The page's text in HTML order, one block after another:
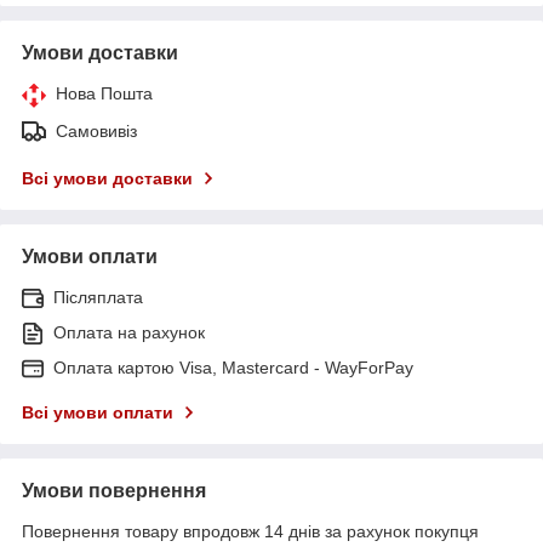
Умови доставки
Нова Пошта
Самовивіз
Всі умови доставки
Умови оплати
Післяплата
Оплата на рахунок
Оплата картою Visa, Mastercard - WayForPay
Всі умови оплати
Умови повернення
Повернення товару впродовж 14 днів за рахунок покупця